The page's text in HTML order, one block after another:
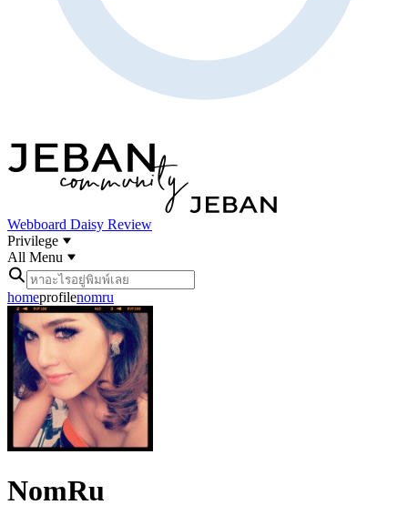
Webboard Daisy Review
Privilege
All Menu
homeprofilenomru
NomRu